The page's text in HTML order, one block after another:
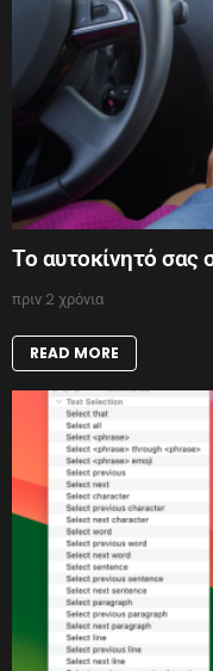
Το αυτοκίνητό σας
πριν 2 χρόνια
READ MORE